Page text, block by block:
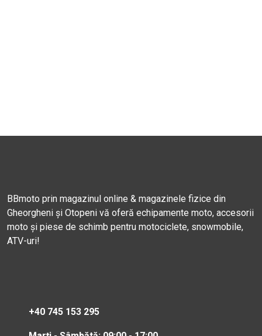
BBmoto prin magazinul online & magazinele fizice din
Gheorgheni și Otopeni vă oferă echipamente moto, accesorii
moto și piese de schimb pentru motociclete, snowmobile,
ATV-uri!
+40 745 153 295